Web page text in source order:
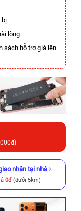
bị
lòng
sách hỗ trợ giá lên
nhận tại nhà
0đ (dưới 5km)